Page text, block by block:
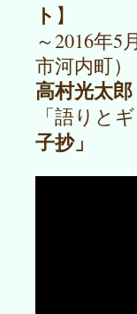
ト 】
～2016年
市河内町）
高村光太郎
「語りと
子抄」